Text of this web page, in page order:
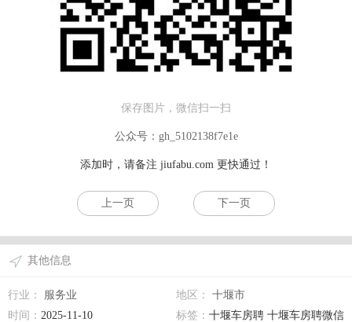
保存图片，微信扫一扫
公众号：gh_5102138f7e1e
添加时，请备注 jiufabu.com 更快通过！
上一页 下一页
其他信息
行业： 服务业 地区：
十堰市
时间： 2025-11-10 标签： 十堰车房聘 十堰车房聘微信